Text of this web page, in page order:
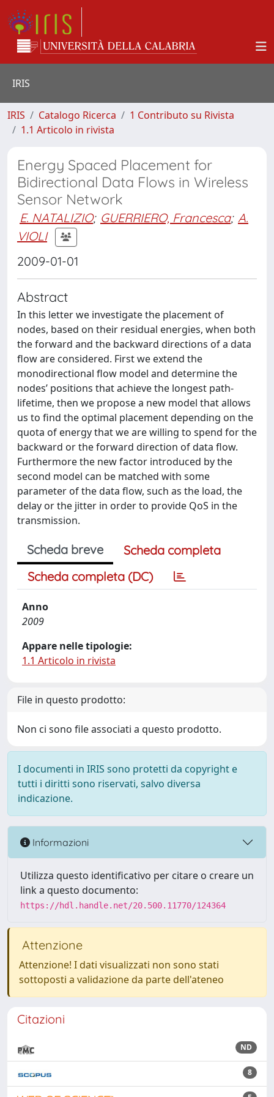
IRIS
IRIS Catalogo Ricerca
1 Contributo su Rivista
1.1 Articolo in rivista
Energy Spaced Placement for
Bidirectional Data Flows in Wireless
Sensor Network
E. NATALIZIO; GUERRIERO, Francesca; A.
VIOLI
2009-01-01
Abstract
In this letter we investigate the placement of
nodes, based on their residual energies, when both
the forward and the backward directions of a data
flow are considered. First we extend the
monodirectional flow model and determine the
nodes’ positions that achieve the longest path-
lifetime, then we propose a new model that allows
us to find the optimal placement depending on the
quota of energy that we are willing to spend for the
backward or the forward direction of data flow.
Furthermore the new factor introduced by the
second model can be matched with some
parameter of the data flow, such as the load, the
delay or the jitter in order to provide QoS in the
transmission.
Scheda breve
Scheda completa
Scheda completa (DC)
Anno
2009
Appare nelle tipologie:
1.1 Articolo in rivista
File in questo prodotto:
Non ci sono file associati a questo prodotto.
I documenti in IRIS sono protetti da copyright e
tutti i diritti sono riservati, salvo diversa
indicazione.
Informazioni
Utilizza questo identificativo per citare o creare un
link a questo documento:
https://hdl.handle.net/20.500.11770/124364
Attenzione
Attenzione! I dati visualizzati non sono stati
sottoposti a validazione da parte dell'ateneo
Citazioni
ND
8